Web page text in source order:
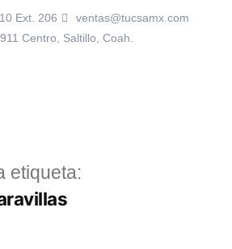
Ext. 206
ventas@tucsamx.com
Centro, Saltillo, Coah.
etiqueta: